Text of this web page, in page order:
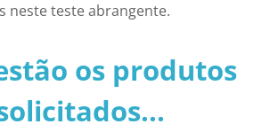
neste teste abrangente.
os produtos